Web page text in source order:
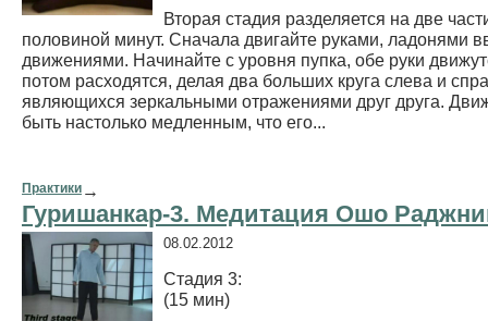
Вторая стадия разделяется на две
половиной минут. Сначала двигайте руками, ладонями
движениями. Начинайте с уровня пупка, обе руки
потом расходятся, делая два больших круга слева и
являющихся зеркальными отражениями друг друга.
быть настолько медленным, что его...
Практики →
Гуришанкар-3. Медитация Ошо
08.02.2012
Стадия 3:
(15 мин)